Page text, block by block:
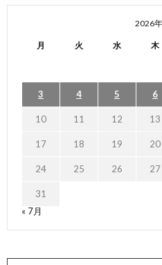
2026
月 火 水 木
3 4 5 6
10 11 12 13
17 18 19 20
24 25 26 27
31
« 7月